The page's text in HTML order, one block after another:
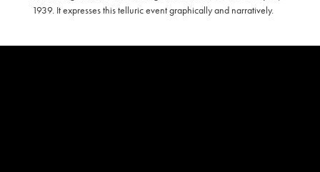
1939. It expresses this telluric event graphically and narratively.